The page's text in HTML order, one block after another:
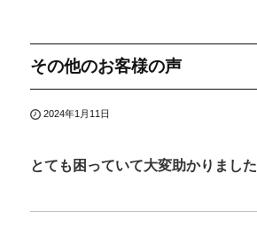
その他のお客様の声
2024年1月11日
とても困っていて大変助かりました